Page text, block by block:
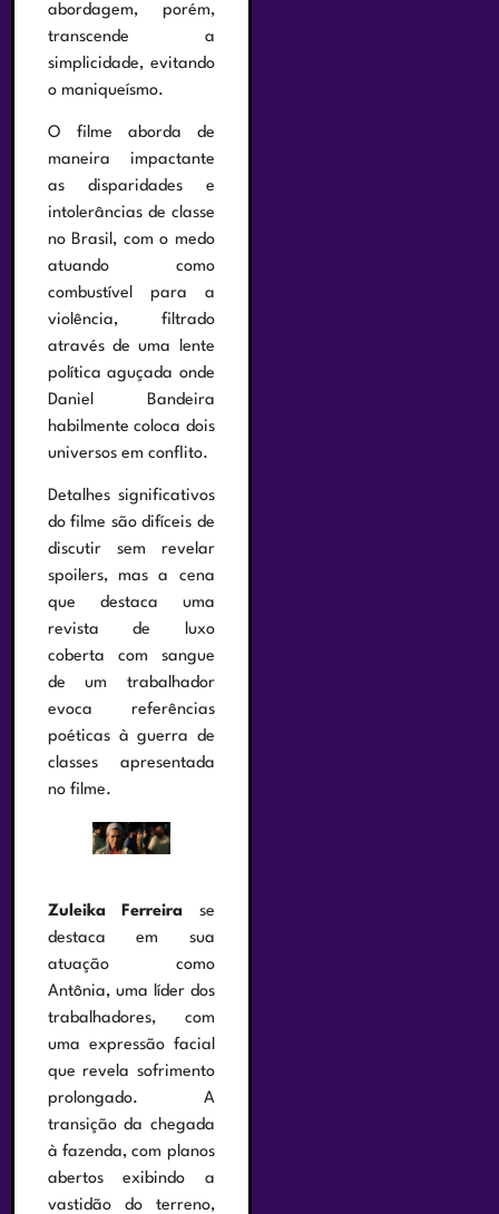
abordagem, porém,
transcende a
simplicidade, evitando
o maniqueísmo.
O filme aborda de
maneira impactante
as disparidades e
intolerâncias de classe
no Brasil, com o medo
atuando como
combustível para a
violência, filtrado
através de uma lente
política aguçada onde
Daniel Bandeira
habilmente coloca dois
universos em conflito.
Detalhes significativos
do filme são difíceis de
discutir sem revelar
spoilers, mas a cena
que destaca uma
revista de luxo
coberta com sangue
de um trabalhador
evoca referências
poéticas à guerra de
classes apresentada
no filme.
Zuleika Ferreira se
destaca em sua
atuação como
Antônia, uma líder dos
trabalhadores, com
uma expressão facial
que revela sofrimento
prolongado. A
transição da chegada
à fazenda, com planos
abertos exibindo a
vastidão do terreno,